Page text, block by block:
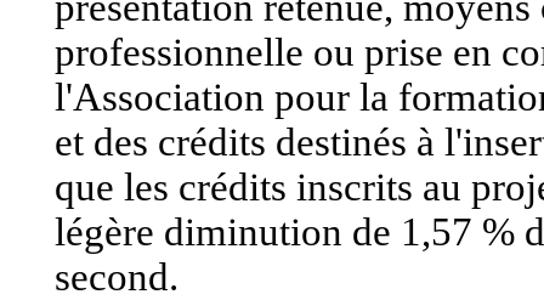
professionnelle ou prise en
l'Association pour la
et des crédits destinés à
que les crédits inscrits au
légère diminution de 1,57 %
second.